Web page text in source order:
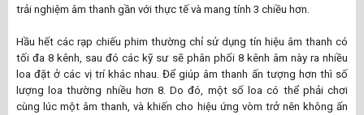
trải nghiệm âm thanh gần với thực tế và mang tính 3 chiều hơn.
Hầu hết các rạp chiếu phim thường chỉ sử dụng tín hiệu âm thanh có
tối đa 8 kênh, sau đó các kỹ sư sẽ phân phối 8 kênh âm này ra nhiều
loa đặt ở các vị trí khác nhau. Để giúp âm thanh ấn tượng hơn thì số
lượng loa thường nhiều hơn 8. Do đó, một số loa có thể phải chơi
cùng lúc một âm thanh, và khiến cho hiệu ứng vòm trở nên không ấn